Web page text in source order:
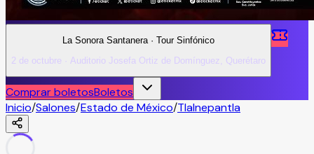
La Sonora Santanera · Tour Sinfónico
2 de octubre · Auditorio Josefa Ortiz de Domínguez, Querétaro
Comprar boletosBoletos
Inicio/Salones/Estado de México/Tlalnepantla